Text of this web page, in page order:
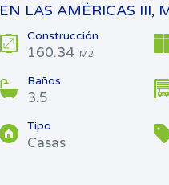
EN LAS AMÉRICAS III,
Construcción
160.34 M2
Baños
3.5
Tipo
Casas